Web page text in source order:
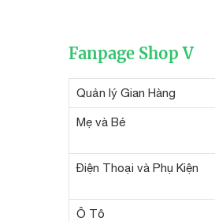
Fanpage Shop V
Quản lý Gian Hàng
Mẹ và Bé
Điện Thoại và Phụ Kiện
Ô Tô